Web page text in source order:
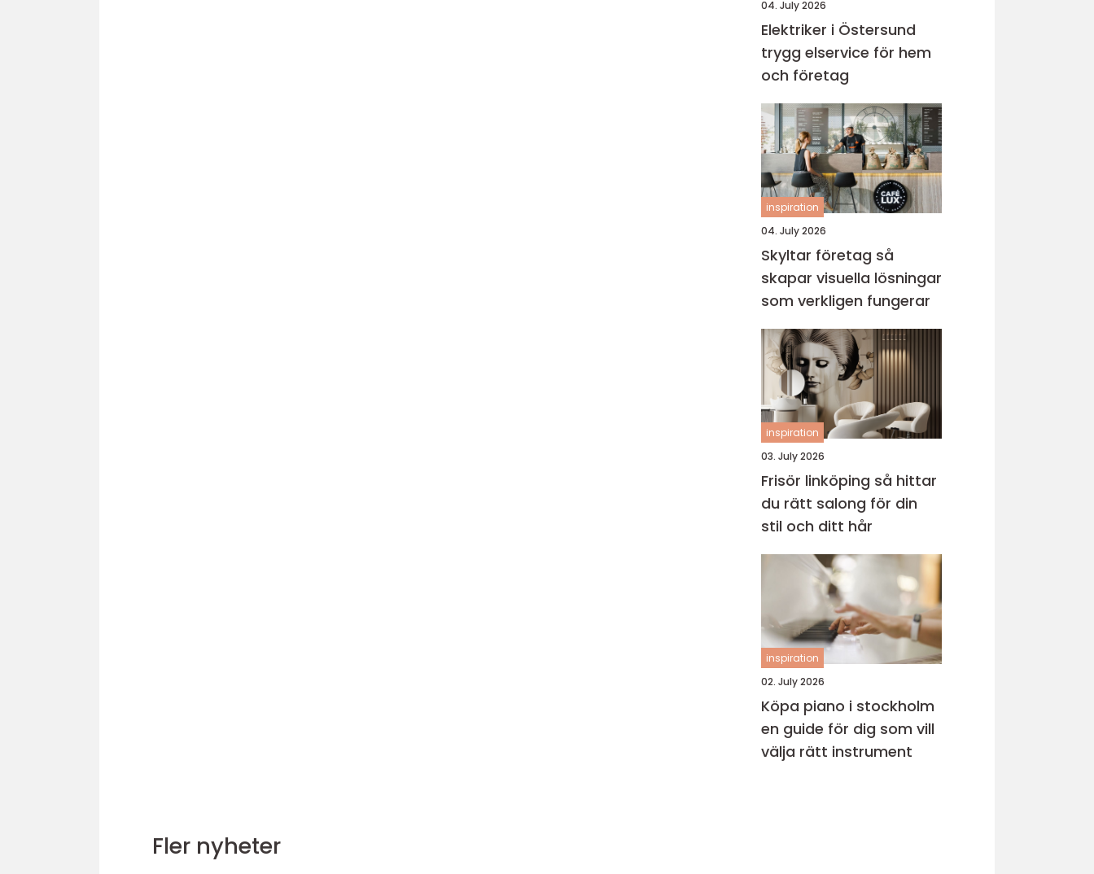
04. July 2026
Elektriker i Östersund
trygg elservice för hem
och företag
inspiration
04. July 2026
Skyltar företag så
skapar visuella lösningar
som verkligen fungerar
inspiration
03. July 2026
Frisör linköping så hittar
du rätt salong för din
stil och ditt hår
inspiration
02. July 2026
Köpa piano i stockholm
en guide för dig som vill
välja rätt instrument
Fler nyheter